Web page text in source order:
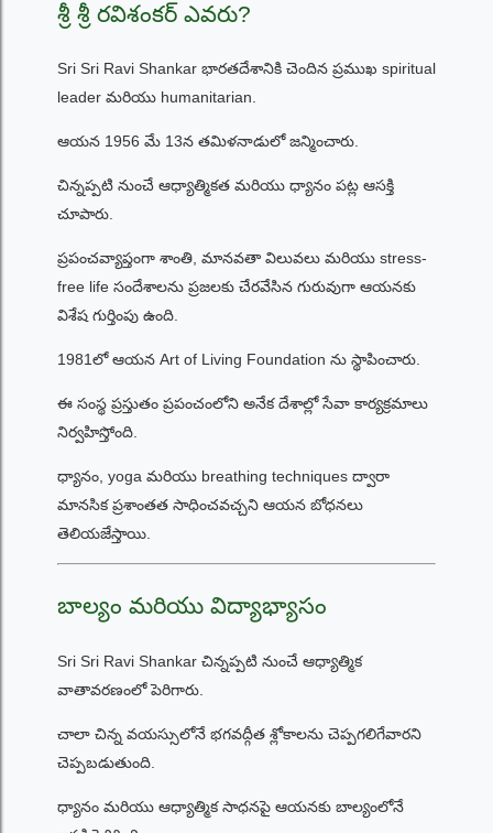
శ్రీ శ్రీ రవిశంకర్ ఎవరు?
Sri Sri Ravi Shankar భారతదేశానికి చెందిన ప్రముఖ spiritual
leader మరియు humanitarian.
ఆయన 1956 మే 13న తమిళనాడులో జన్మించారు.
చిన్నప్పటి నుంచే ఆధ్యాత్మికత మరియు ధ్యానం పట్ల ఆసక్తి
చూపారు.
ప్రపంచవ్యాప్తంగా శాంతి, మానవతా విలువలు మరియు stress-
free life సందేశాలను ప్రజలకు చేరవేసిన గురువుగా ఆయనకు
విశేష గుర్తింపు ఉంది.
1981లో ఆయన Art of Living Foundation ను స్థాపించారు.
ఈ సంస్థ ప్రస్తుతం ప్రపంచంలోని అనేక దేశాల్లో సేవా కార్యక్రమాలు
నిర్వహిస్తోంది.
ధ్యానం, yoga మరియు breathing techniques ద్వారా
మానసిక ప్రశాంతత సాధించవచ్చని ఆయన బోధనలు
తెలియజేస్తాయి.
బాల్యం మరియు విద్యాభ్యాసం
Sri Sri Ravi Shankar చిన్నప్పటి నుంచే ఆధ్యాత్మిక
వాతావరణంలో పెరిగారు.
చాలా చిన్న వయస్సులోనే భగవద్గీత శ్లోకాలను చెప్పగలిగేవారని
చెప్పబడుతుంది.
ధ్యానం మరియు ఆధ్యాత్మిక సాధనపై ఆయనకు బాల్యంలోనే